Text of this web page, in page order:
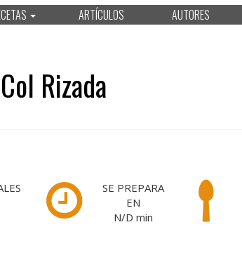
ARTÍCULOS AUTORES
Rizada
SE PREPARA
EN
N/D min